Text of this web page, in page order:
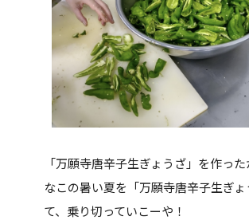
「万願寺唐辛子生ぎょうざ」を作っ
なこの暑い夏を「万願寺唐辛子生ぎ
て、乗り切っていこーや！